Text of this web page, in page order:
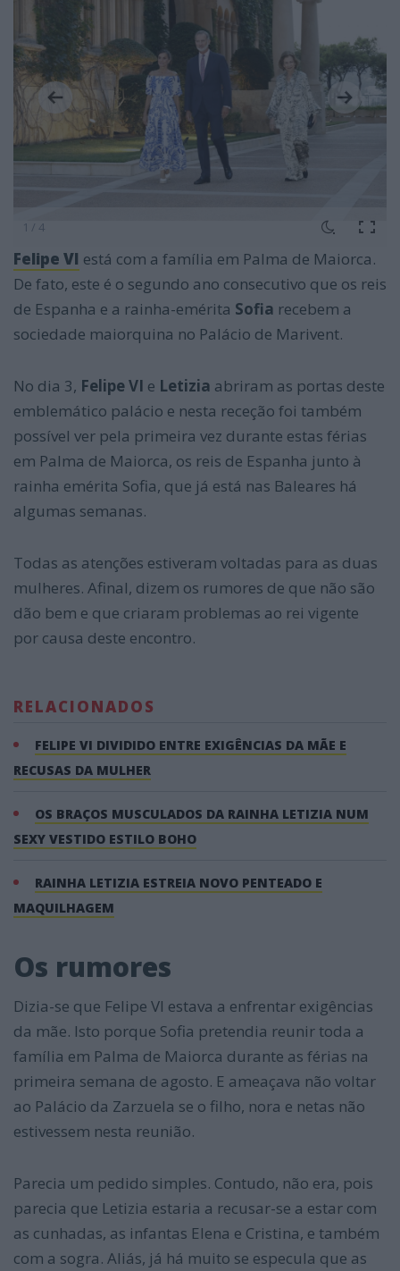
1 / 4
Felipe VI está com a família em Palma de Maiorca.
De fato, este é o segundo ano consecutivo que os reis
de Espanha e a rainha-emérita Sofia recebem a
sociedade maiorquina no Palácio de Marivent.
No dia 3, Felipe VI e Letizia abriram as portas deste
emblemático palácio e nesta receção foi também
possível ver pela primeira vez durante estas férias
em Palma de Maiorca, os reis de Espanha junto à
rainha emérita Sofia, que já está nas Baleares há
algumas semanas.
Todas as atenções estiveram voltadas para as duas
mulheres. Afinal, dizem os rumores de que não são
dão bem e que criaram problemas ao rei vigente
por causa deste encontro.
RELACIONADOS
FELIPE VI DIVIDIDO ENTRE EXIGÊNCIAS DA MÃE E
RECUSAS DA MULHER
OS BRAÇOS MUSCULADOS DA RAINHA LETIZIA NUM
SEXY VESTIDO ESTILO BOHO
RAINHA LETIZIA ESTREIA NOVO PENTEADO E
MAQUILHAGEM
Os rumores
Dizia-se que Felipe VI estava a enfrentar exigências
da mãe. Isto porque Sofia pretendia reunir toda a
família em Palma de Maiorca durante as férias na
primeira semana de agosto. E ameaçava não voltar
ao Palácio da Zarzuela se o filho, nora e netas não
estivessem nesta reunião.
Parecia um pedido simples. Contudo, não era, pois
parecia que Letizia estaria a recusar-se a estar com
as cunhadas, as infantas Elena e Cristina, e também
com a sogra. Aliás, já há muito se especula que as